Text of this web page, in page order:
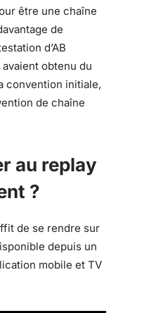
être une chaîne
de
d’AB
avaient obtenu du
convention initiale,
de chaîne
au replay
?
de se rendre sur
depuis un
mobile et TV